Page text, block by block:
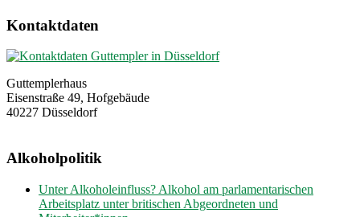
Kontaktdaten
Guttemplerhaus
Eisenstraße 49, Hofgebäude
40227 Düsseldorf
Alkoholpolitik
Unter Alkoholeinfluss? Alkohol am parlamentarischen
Arbeitsplatz unter britischen Abgeordneten und